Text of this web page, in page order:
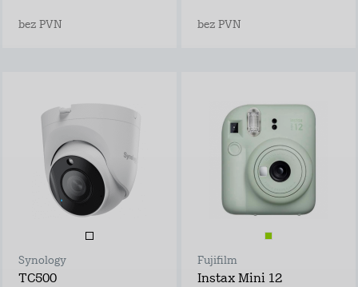
bez PVN bez PVN
Synology
TC500
Fujifilm
Instax Mini 12